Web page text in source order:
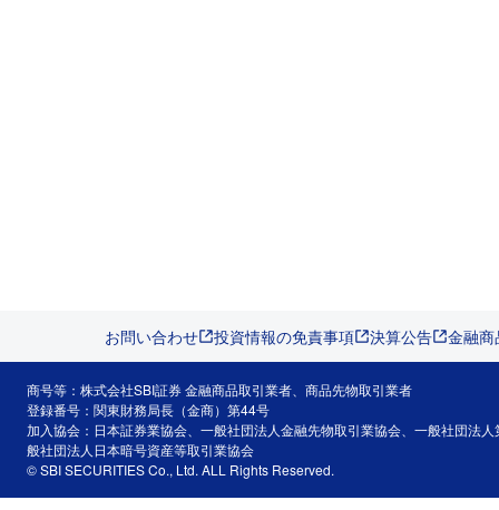
お問い合わせ 投資情報の免責事項 決算公告 金融
商号等：株式会社SBI証券 金融商品取引業者、商品先物取引業者
登録番号：関東財務局長（金商）第44号
加入協会：日本証券業協会、一般社団法人金融先物取引業協会、一般社団法
般社団法人日本暗号資産等取引業協会
© SBI SECURITIES Co., Ltd. ALL Rights Reserved.